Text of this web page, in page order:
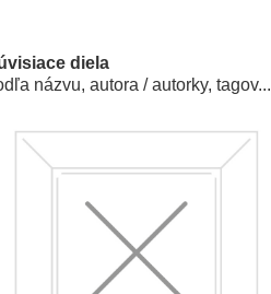
diela
názvu, autora / autorky, tagov...